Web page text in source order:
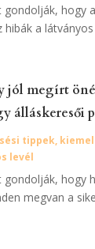
gondolják, hogy
hibák a látványos
jól megírt
álláskeresői
tippek,
levél
gondolják, hogy
megvan a